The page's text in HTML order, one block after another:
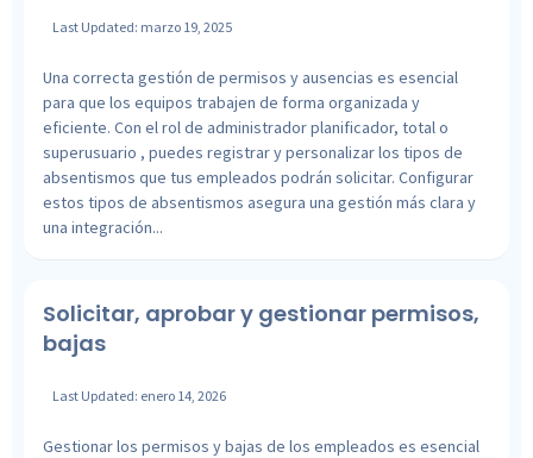
Last Updated: marzo 19, 2025
Una correcta gestión de permisos y ausencias es esencial
para que los equipos trabajen de forma organizada y
eficiente. Con el rol de administrador planificador, total o
superusuario , puedes registrar y personalizar los tipos de
absentismos que tus empleados podrán solicitar. Configurar
estos tipos de absentismos asegura una gestión más clara y
una integración...
Solicitar, aprobar y gestionar permisos,
bajas
Last Updated: enero 14, 2026
Gestionar los permisos y bajas de los empleados es esencial